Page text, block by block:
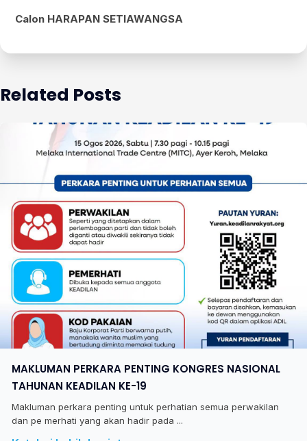
Calon HARAPAN SETIAWANGSA
Related Posts
MAKLUMAN PERKARA PENTING KONGRES NASIONAL
TAHUNAN KEADILAN KE-19
Makluman perkara penting untuk perhatian semua perwakilan
dan pe merhati yang akan hadir pada ...